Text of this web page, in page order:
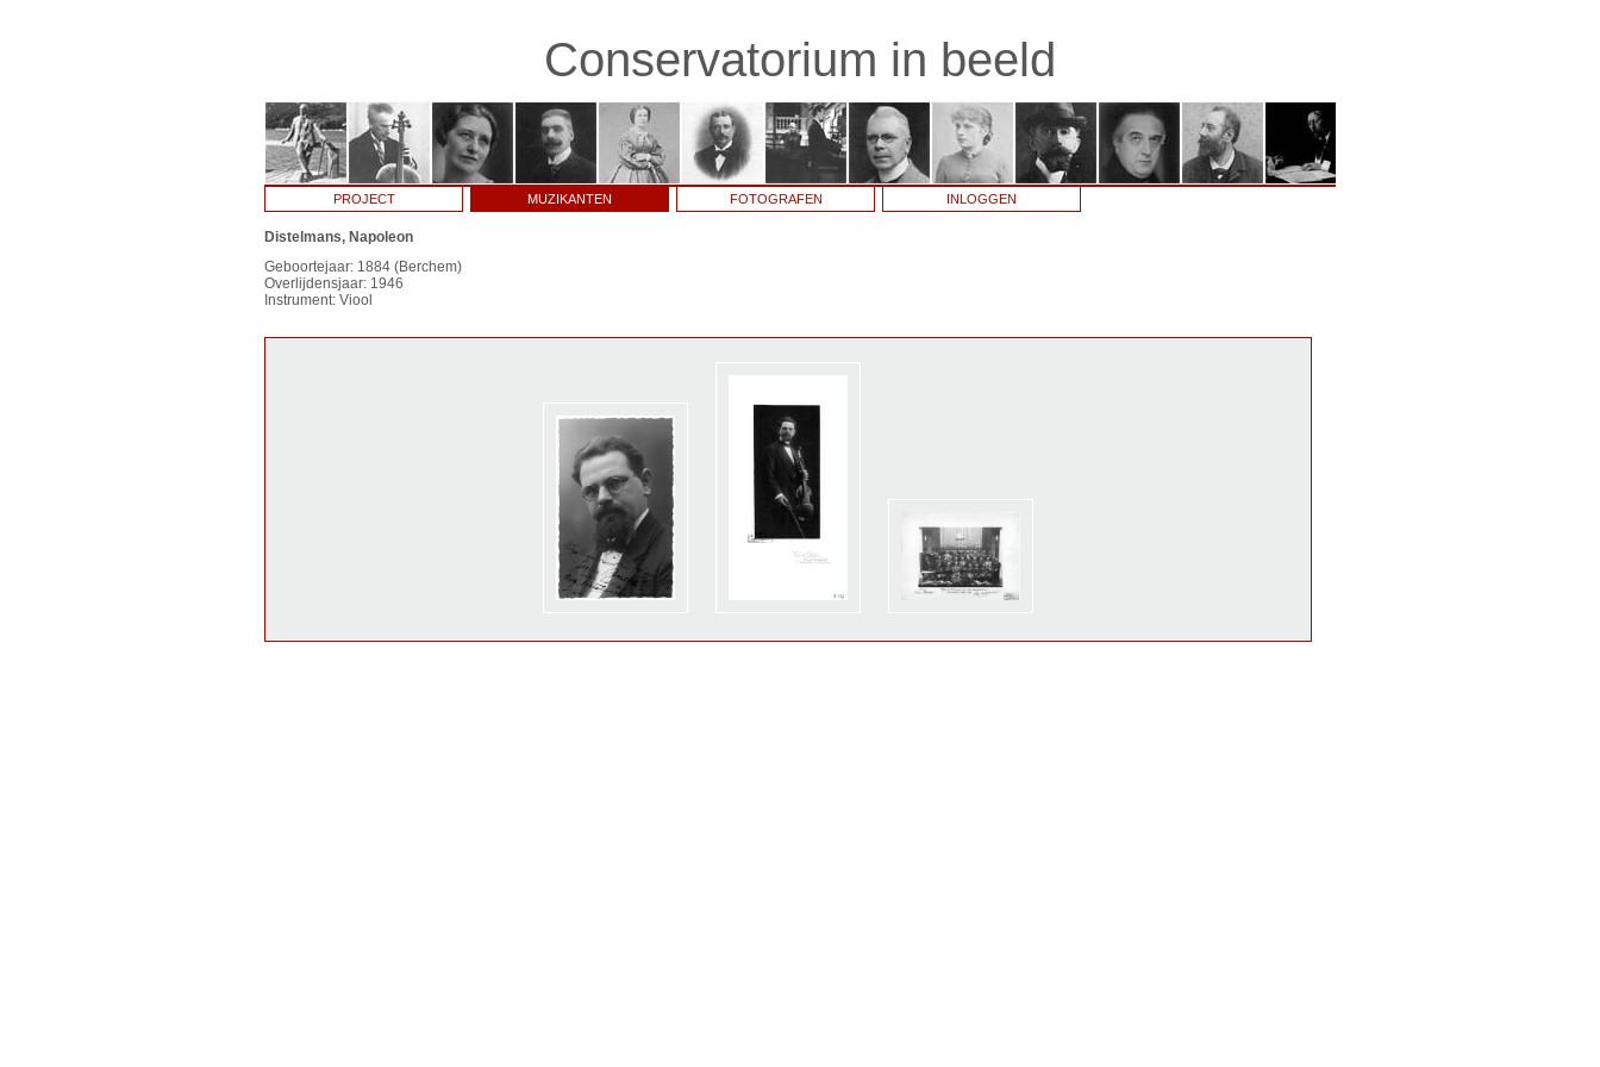
Conservatorium in beeld
PROJECT MUZIKANTEN FOTOGRAFEN INLOGGEN
Distelmans, Napoleon
Geboortejaar: 1884 (Berchem)
Overlijdensjaar: 1946
Instrument: Viool